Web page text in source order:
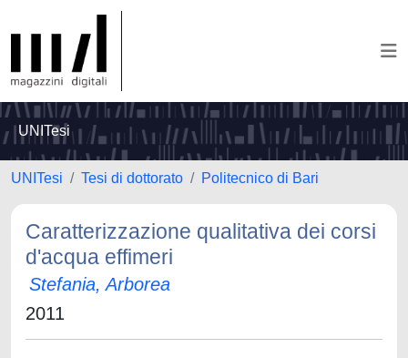
UNITesi
UNITesi Tesi di dottorato Politecnico di Bari
Caratterizzazione qualitativa dei corsi
d'acqua effimeri
Stefania, Arborea
2011